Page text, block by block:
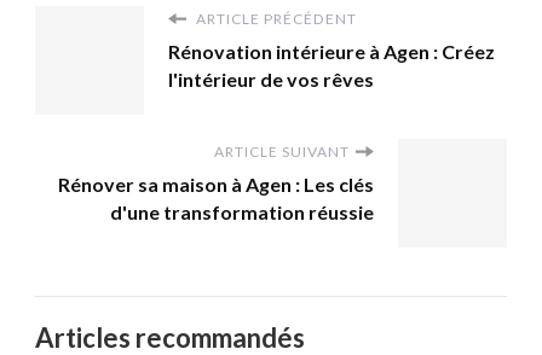
ARTICLE PRÉCÉDENT
Rénovation intérieure à Agen : Créez
l'intérieur de vos rêves
ARTICLE SUIVANT
Rénover sa maison à Agen : Les clés
d'une transformation réussie
Articles recommandés